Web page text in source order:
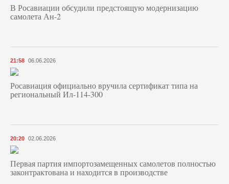
В Росавиации обсудили предстоящую модернизацию
самолета Ан-2
21:58 06.06.2026
Росавиация официально вручила сертификат типа на
региональный Ил-114-300
20:20 02.06.2026
Первая партия импортозамещенных самолетов полностью
законтрактована и находится в производстве